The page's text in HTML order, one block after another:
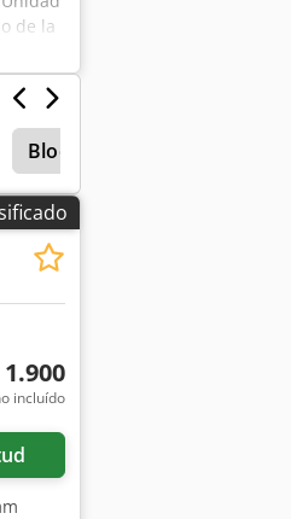
de la
Bloques De Cemento
1.900
incluído